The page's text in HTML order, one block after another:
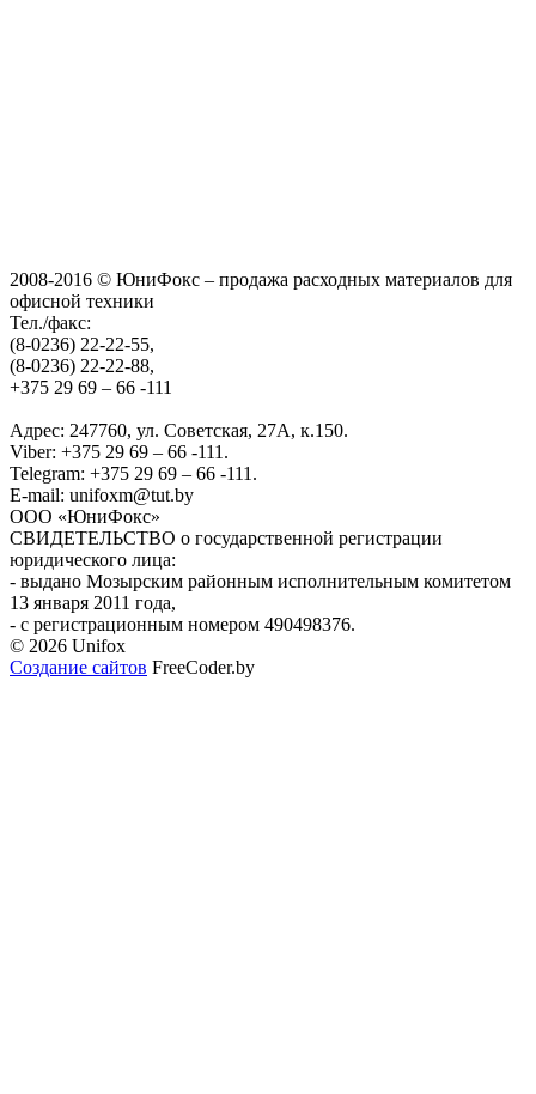
2008-2016 © ЮниФокс – продажа расходных материалов для
офисной техники
Тел./факс:
(8-0236) 22-22-55,
(8-0236) 22-22-88,
+375 29 69 – 66 -111
Адрес: 247760, ул. Советская, 27А, к.150.
Viber: +375 29 69 – 66 -111.
Telegram: +375 29 69 – 66 -111.
E-mail: unifoxm@tut.by
ООО «ЮниФокс»
СВИДЕТЕЛЬСТВО о государственной регистрации
юридического лица:
- выдано Мозырским районным исполнительным комитетом
13 января 2011 года,
- с регистрационным номером 490498376.
© 2026 Unifox
Создание сайтов FreeCoder.by